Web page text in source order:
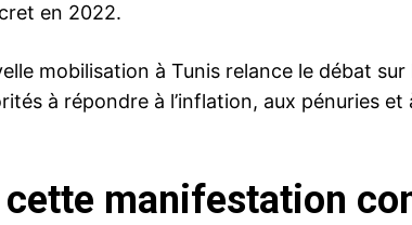
en 2022.
mobilisation à Tunis relance le débat sur
à répondre à l’inflation, aux pénuries et
manifestation